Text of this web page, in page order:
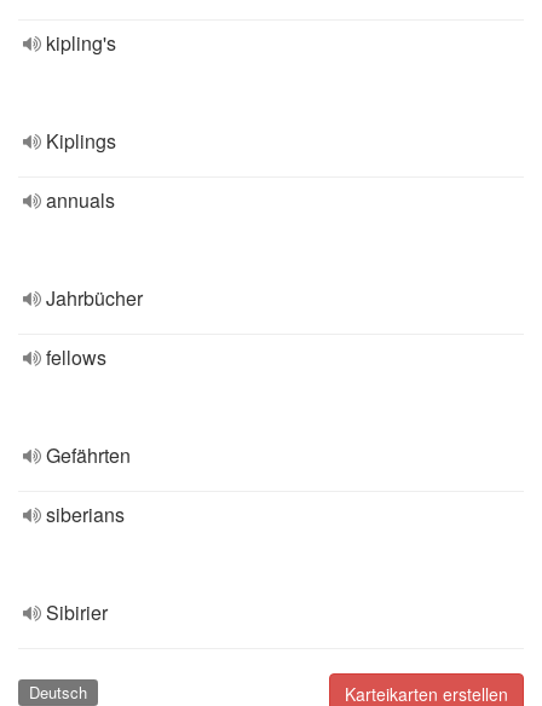
kipling's
Kiplings
annuals
Jahrbücher
fellows
Gefährten
siberians
Sibirier
Karteikarten erstellen
Deutsch